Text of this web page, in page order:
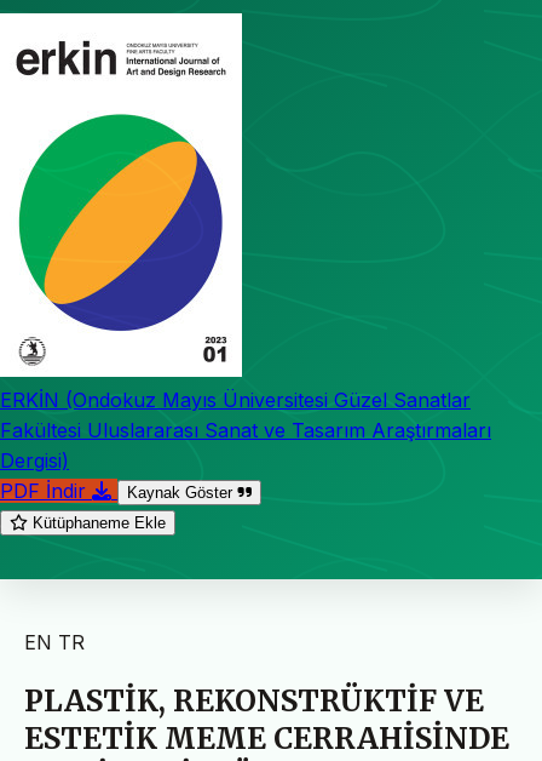
ERKİN (Ondokuz Mayıs Üniversitesi Güzel Sanatlar
Fakültesi Uluslararası Sanat ve Tasarım Araştırmaları
Dergisi)
PDF İndir
Kaynak Göster
Kütüphaneme Ekle
EN TR
PLASTİK, REKONSTRÜKTİF VE
ESTETİK MEME CERRAHİSİNDE